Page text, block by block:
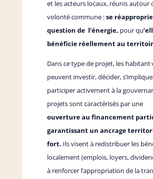
et les acteurs locaux, réunis autour
volonté commune :se
question de l’énergie, pour qu
bénéficie réellement au
Dans ce type de projet, les
peuvent investir, décider,
participer activement à la
projets sont caractérisés par une
ouverture au financement
garantissant un ancrage
fort. Ils visent à redistribuer les
localement (emplois, loyers,
à renforcer l’appropriation de la